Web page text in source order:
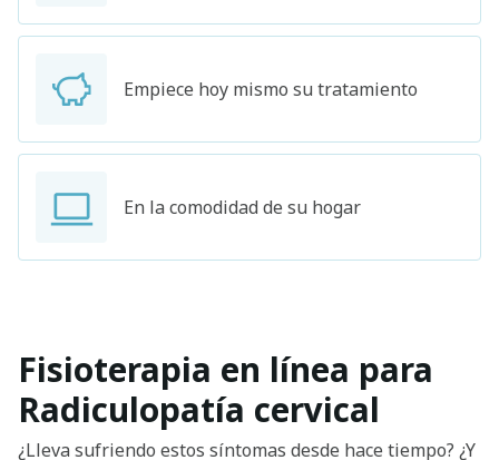
Empiece hoy mismo su tratamiento
En la comodidad de su hogar
Fisioterapia en línea para
Radiculopatía cervical
¿Lleva sufriendo estos síntomas desde hace tiempo? ¿Y